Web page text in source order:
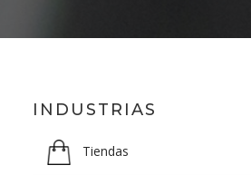
INDUSTRIAS
Tiendas